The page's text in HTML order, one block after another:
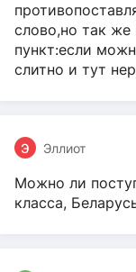
слово,но так же
пункт:если
слитно и тут
Э Эллиот
Можно ли
класса,